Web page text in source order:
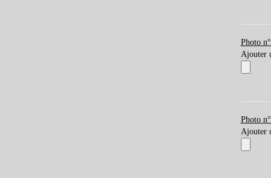
Photo
Ajouter
Photo
Ajouter